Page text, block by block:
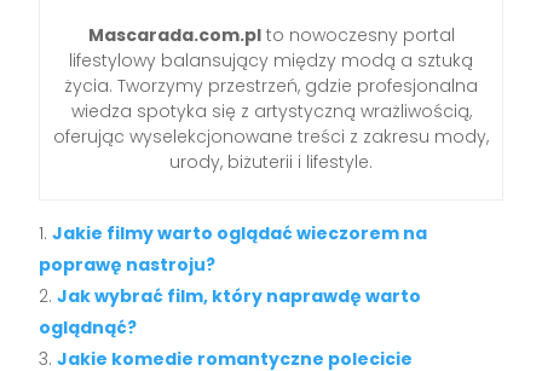
Mascarada.com.plto nowoczesny portal
lifestylowy balansujący między modą a sztuką
życia. Tworzymy przestrzeń, gdzie profesjonalna
wiedza spotyka się z artystyczną wrażliwością,
oferując wyselekcjonowane treści z zakresu mody,
urody, biżuterii i lifestyle.
Jakie filmy warto oglądać wieczorem na
poprawę nastroju?
Jak wybrać film, który naprawdę warto
oglądnąć?
Jakie komedie romantyczne polecicie